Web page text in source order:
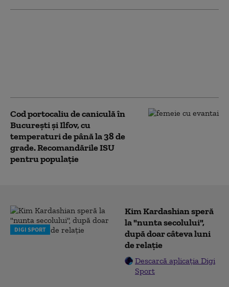
Cod portocaliu de caniculă în
București și Ilfov, cu
temperaturi de până la 38 de
grade. Recomandările ISU
pentru populație
DIGI SPORT
Kim Kardashian speră
la "nunta secolului",
după doar câteva luni
de relație
Descarcă aplicația Digi
Sport